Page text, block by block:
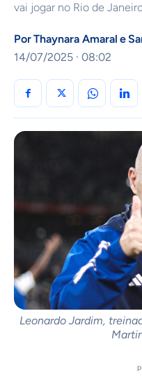
vai jogar no Rio de
PorThaynara Amaral e
14/07/2025 · 08:02
Leonardo Jardim,